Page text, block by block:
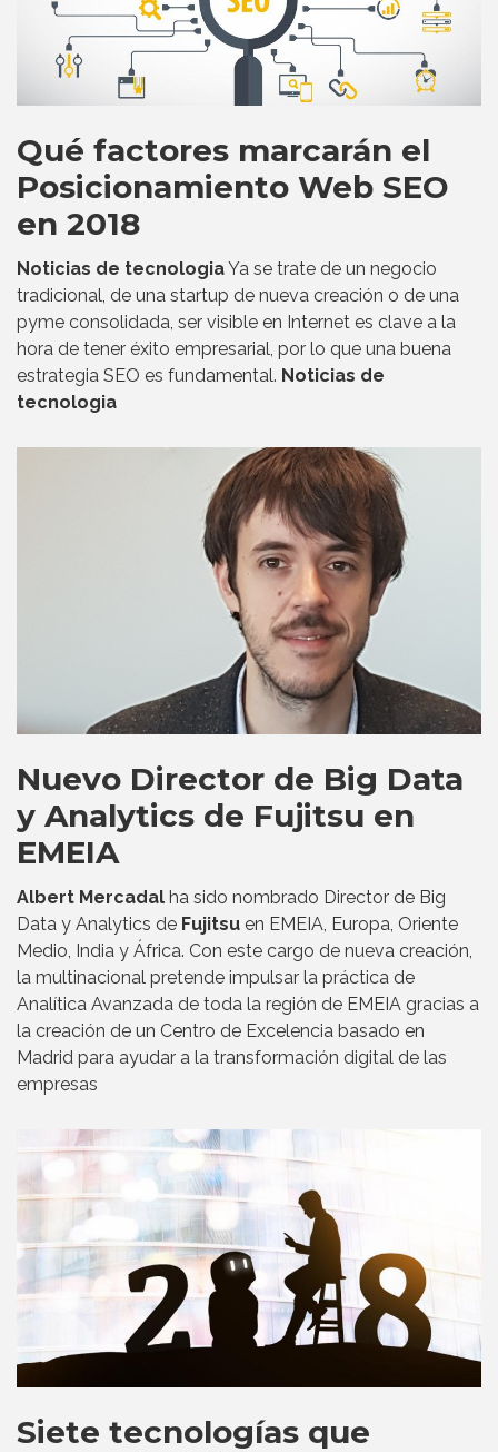
Qué factores marcarán el
Posicionamiento Web SEO
en 2018
Noticias de tecnologiaYa se trate de un negocio
tradicional, de una startup de nueva creación o de una
pyme consolidada, ser visible en Internet es clave a la
hora de tener éxito empresarial, por lo que una buena
estrategia SEO es fundamental. Noticias de
tecnologia
Nuevo Director de Big Data
y Analytics de Fujitsu en
EMEIA
Albert Mercadal ha sido nombrado Director de Big
Data y Analytics de Fujitsu en EMEIA, Europa, Oriente
Medio, India y África. Con este cargo de nueva creación,
la multinacional pretende impulsar la práctica de
Analítica Avanzada de toda la región de EMEIA gracias a
la creación de un Centro de Excelencia basado en
Madrid para ayudar a la transformación digital de las
empresas
Siete tecnologías que